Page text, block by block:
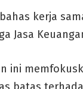
kerja
Jasa
ini
batas